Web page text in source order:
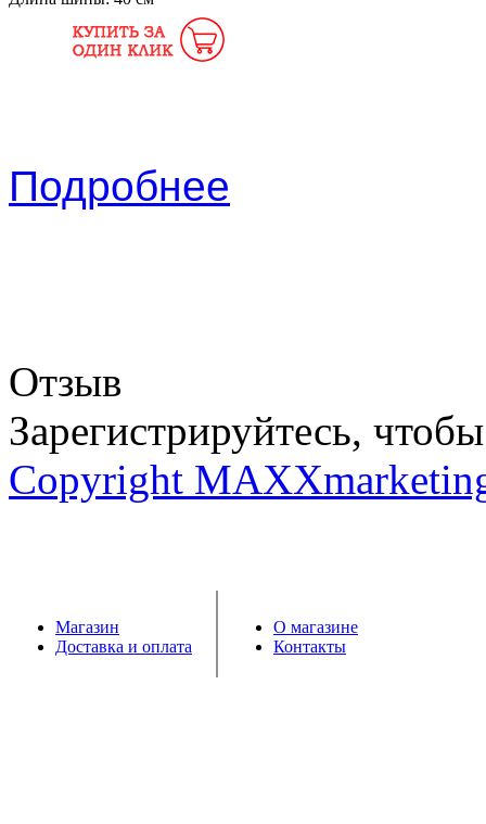
Подробнее
Отзыв
Зарегистрируйтесь,
Copyright
Магазин
Доставка и оплата
О магазине
Контакты